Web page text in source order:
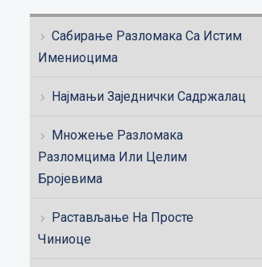
Сабирање Разломака Са Истим
Имениоцима
Најмањи Заједнички Садржалац
Множење Разломака
Разломцима Или Целим
Бројевима
Растављање На Просте
Чиниоце